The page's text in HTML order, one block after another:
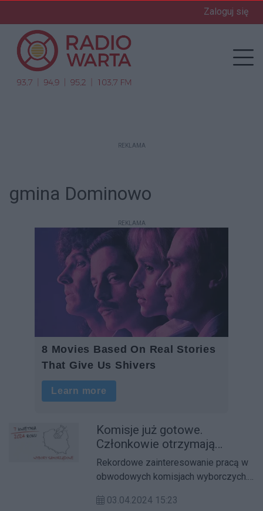
Zaloguj się
REKLAMA
gmina Dominowo
REKLAMA
Komisje już gotowe.
Członkowie otrzymają
niemałe diety
Rekordowe zainteresowanie pracą w
obwodowych komisjach wyborczych.
obsadzenia były 23 miejsca.
03.04.2024 15:23